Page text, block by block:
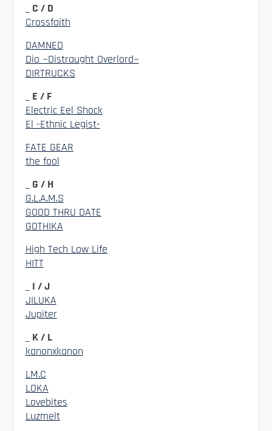
_ C / D
Crossfaith
DAMNED
Dio ~Distraught Overlord~
DIRTRUCKS
_ E / F
Electric Eel Shock
El -Ethnic Legist-
FATE GEAR
the fool
_ G / H
G.L.A.M.S
GOOD THRU DATE
GOTHIKA
High Tech Low Life
HITT
_ I / J
JILUKA
Jupiter
_ K / L
kanonxkanon
LM.C
LOKA
Lovebites
Luzmelt